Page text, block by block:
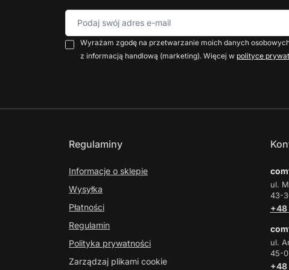
Podaj swój adres e-mail
Wyrażam zgodę na przetwarzanie moich danych
z informacją handlową (marketing). Więcej w polityce
Regulaminy
Informacje o sklepie
Wysyłka
Płatności
Regulamin
Polityka prywatności
Zarządzaj plikami cookie
ul.
43-
+48
ul.
45-
+48